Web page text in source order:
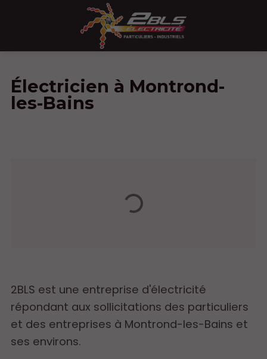
Électricien à Montrond-
les-Bains
2BLS est une entreprise d'électricité
répondant aux sollicitations des particuliers
et des entreprises à Montrond-les-Bains et
ses environs.